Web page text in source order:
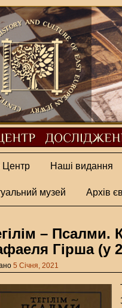
Центр Наші видання
музей Архів
–
Гірша (у
5 Січня, 2021